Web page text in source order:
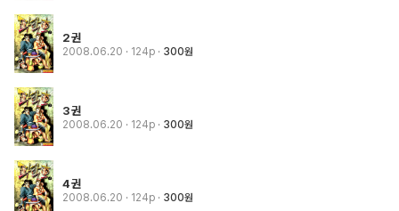
2권
2008.06.20 · 124p 300원
3권
2008.06.20 · 124p 300원
4권
2008.06.20 · 124p 300원